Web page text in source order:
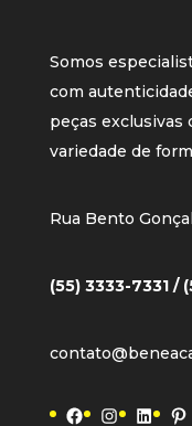
Somos
com
peças exclusivas
variedade de
Rua Bento
(55) 3333-7331 /
Facebook
Instagram